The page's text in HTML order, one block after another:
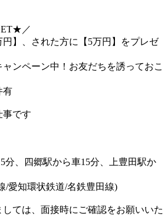
／
】、された方に【5万円】をプレゼ
ンペーン中！お友だちを誘っておこ
有
です
分、四郷駅から車15分、上豊田駅か
/愛知環状鉄道/名鉄豊田線)
ては、面接時にご確認をお願いいた